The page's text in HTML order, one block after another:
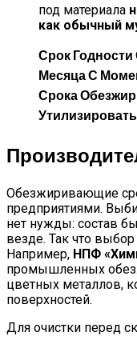
под материала
как обычный
Срок
Месяца С
Срока
Обезжиривающие
предприятиями.
нет нужды: состав
везде. Так что
Например, НПФ
промышленных
цветных металлов,
поверхностей.
Для очистки перед